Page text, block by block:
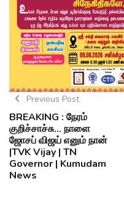
Previous Post
BREAKING : நேரம்
குறிச்சாச்சு... நாளை
ஜோசப் விஜய் எனும் நான்
|TVK Vijay | TN
Governor | Kumudam
News